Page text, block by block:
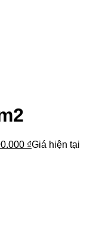
₫Giá hiện tại